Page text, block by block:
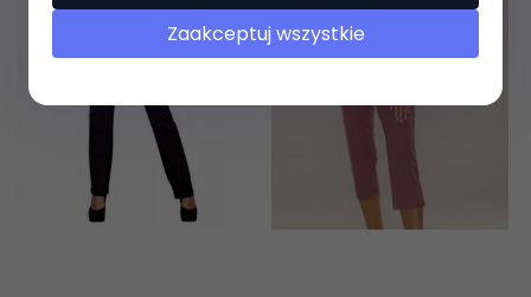
Zaakceptuj wszystkie